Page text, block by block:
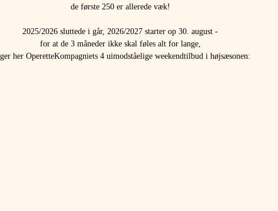
de første 250 er allerede væk!
2025/2026 sluttede i går, 2026/2027 starter op 30. august -
for at de 3 måneder ikke skal føles alt for lange,
her OperetteKompagniets 4 uimodståelige weekendtilbud i højsæsonen: